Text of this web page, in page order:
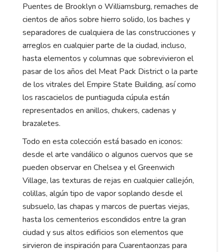
Puentes de Brooklyn o Williamsburg, remaches de
cientos de años sobre hierro solido, los baches y
separadores de cualquiera de las construcciones y
arreglos en cualquier parte de la ciudad, incluso,
hasta elementos y columnas que sobrevivieron el
pasar de los años del Meat Pack District o la parte
de los vitrales del Empire State Building, así como
los rascacielos de puntiaguda cúpula están
representados en anillos, chukers, cadenas y
brazaletes.
Todo en esta colección está basado en iconos:
desde el arte vandálico o algunos cuervos que se
pueden observar en Chelsea y el Greenwich
Village, las texturas de rejas en cualquier callejón,
colillas, algún tipo de vapor soplando desde el
subsuelo, las chapas y marcos de puertas viejas,
hasta los cementerios escondidos entre la gran
ciudad y sus altos edificios son elementos que
sirvieron de inspiración para Cuarentaonzas para